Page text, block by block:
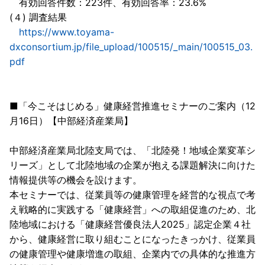
有効回答件数：223件、有効回答率：23.6%
(４) 調査結果
https://www.toyama-
dxconsortium.jp/file_upload/100515/_main/100515_03.
pdf
■「今こそはじめる」健康経営推進セミナーのご案内（12
月16日）【中部経済産業局】
中部経済産業局北陸支局では、「北陸発！地域企業変革シ
リーズ」として北陸地域の企業が抱える課題解決に向けた
情報提供等の機会を設けます。
本セミナーでは、従業員等の健康管理を経営的な視点で考
え戦略的に実践する「健康経営」への取組促進のため、北
陸地域における「健康経営優良法人2025」認定企業４社
から、健康経営に取り組むことになったきっかけ、従業員
の健康管理や健康増進の取組、企業内での具体的な推進方